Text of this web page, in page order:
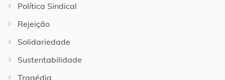
Política Sindical
Rejeição
Solidariedade
Sustentabilidade
Tragédia